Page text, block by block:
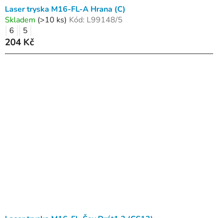
Laser tryska M16-FL-A Hrana (C)
Skladem (>10 ks) Kód: L99148/5
6
5
204 Kč